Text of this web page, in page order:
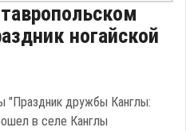
ногайской
"Праздник дружбы Канглы:
в селе Канглы